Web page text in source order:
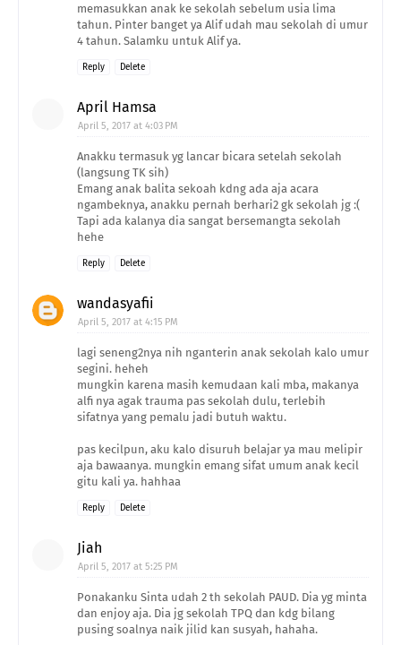
memasukkan anak ke sekolah sebelum usia lima
tahun. Pinter banget ya Alif udah mau sekolah di umur
4 tahun. Salamku untuk Alif ya.
Reply Delete
April Hamsa
April 5, 2017 at 4:03 PM
Anakku termasuk yg lancar bicara setelah sekolah
(langsung TK sih)
Emang anak balita sekoah kdng ada aja acara
ngambeknya, anakku pernah berhari2 gk sekolah jg :(
Tapi ada kalanya dia sangat bersemangta sekolah
hehe
Reply Delete
wandasyafii
April 5, 2017 at 4:15 PM
lagi seneng2nya nih nganterin anak sekolah kalo umur
segini. heheh
mungkin karena masih kemudaan kali mba, makanya
alfi nya agak trauma pas sekolah dulu, terlebih
sifatnya yang pemalu jadi butuh waktu.
pas kecilpun, aku kalo disuruh belajar ya mau melipir
aja bawaanya. mungkin emang sifat umum anak kecil
gitu kali ya. hahhaa
Reply Delete
Jiah
April 5, 2017 at 5:25 PM
Ponakanku Sinta udah 2 th sekolah PAUD. Dia yg minta
dan enjoy aja. Dia jg sekolah TPQ dan kdg bilang
pusing soalnya naik jilid kan susyah, hahaha.